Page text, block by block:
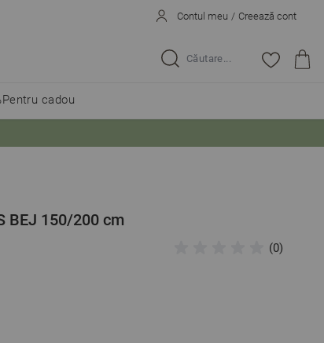
Contul meu / Creează cont
Caută...
Pentru cadou
BEJ 150/200 cm
(0)